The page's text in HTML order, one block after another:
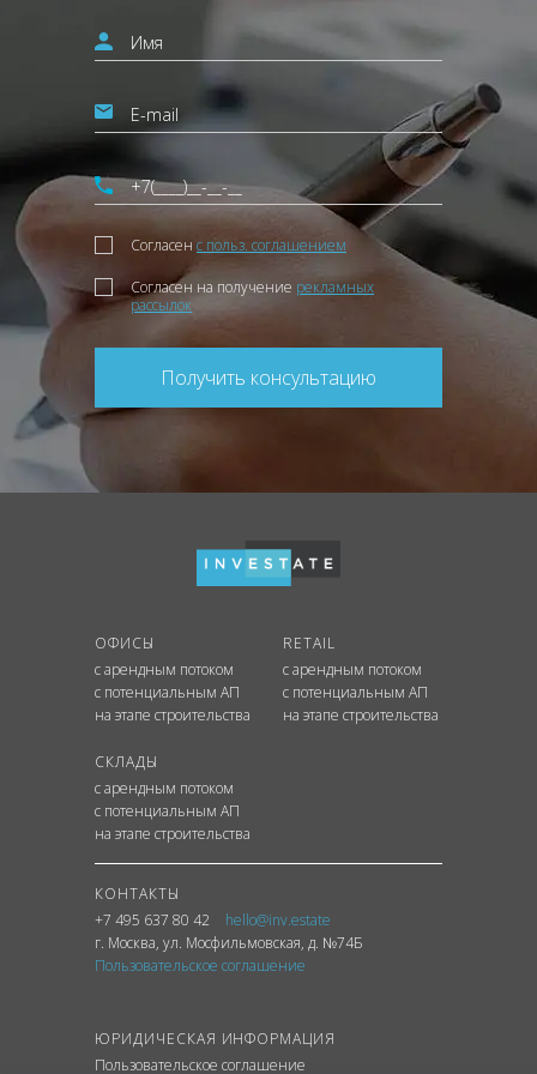
Согласен с польз. соглашением
Согласен на получение рекламных
рассылок
Получить консультацию
ОФИСЫ
с арендным потоком
с потенциальным АП
на этапе строительства
RETAIL
с арендным потоком
с потенциальным АП
на этапе строительства
СКЛАДЫ
с арендным потоком
с потенциальным АП
на этапе строительства
КОНТАКТЫ
+7 495 637 80 42
hello@inv.estate
г. Москва, ул. Мосфильмовская, д. №74Б
Пользовательское соглашение
ЮРИДИЧЕСКАЯ ИНФОРМАЦИЯ
Пользовательское соглашение